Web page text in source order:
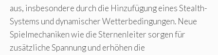
aus, insbesondere durch die Hinzufügung eines Stealth-
Systems und dynamischer Wetterbedingungen. Neue
Spielmechaniken wie die Sternenleiter sorgen für
zusätzliche Spannung und erhöhen die